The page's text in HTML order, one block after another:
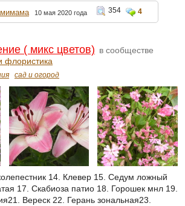
10 мая 2020 года 354 4
( микс цветов) в сообществе
флористика
сад и огород
14. Клевер 15. Седум ложный
17. Скабиоза патио 18. Горошек мнл 19.
Вереск 22. Герань зональная23.